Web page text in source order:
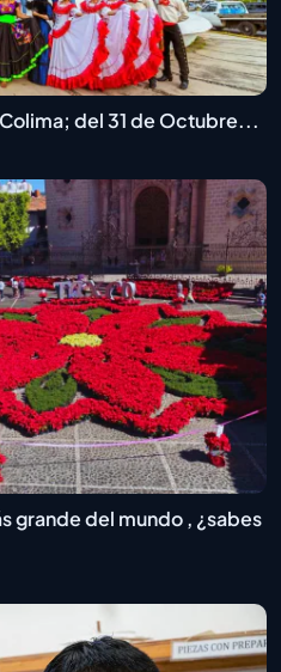
del 31 de Octubre...
grande del mundo , ¿sabes